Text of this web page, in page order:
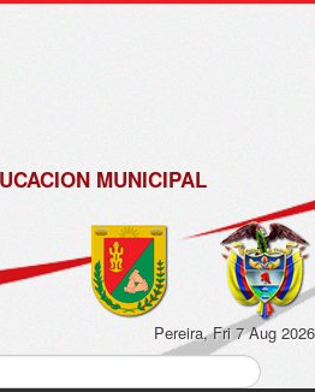
MUNICIPAL
Pereira, Fri 7 Aug 2026